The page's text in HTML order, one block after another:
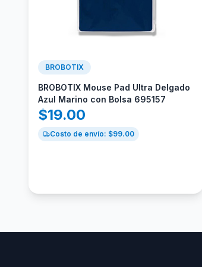
BROBOTIX
BROBOTIX Mouse Pad Ultra Delgado
Azul Marino con Bolsa 695157
$19.00
Costo de envío: $99.00